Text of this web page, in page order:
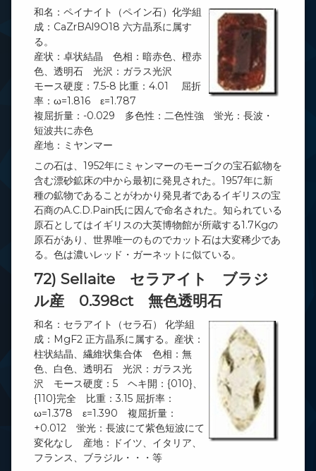
和名：ペイナイト（ペイン石）化学組
成：CaZrBAl9O18 六方晶系に属す
る。
産状：卓状結晶 色相：暗赤色、橙赤
色、透明石 光沢：ガラス光沢
モース硬度：7.5-8 比重：4.01 屈折
率：ω=1.816 ε=1.787
複屈折量：-0.029 多色性：二色性強 蛍光：長波・
短波共に赤色
産地：ミヤンマー
この石は、1952年にミャンマーのモーゴクの宝石鉱物を
含む漂砂鉱床の中から最初に発見された。1957年に新
種の鉱物であることがわかり発見者であるイギリスの宝
石商のA.C.D.Pain氏に因んで命名された。知られている
原石としてはイギリスの大英博物館が所蔵する1.7Kgの
原石があり、世界唯一のものでカット石は大変稀少であ
る。色は濃いレッド・ガーネットに似ている。
72) Sellaite セラアイト ブラジ
ル産 0.398ct 無色透明石
和名：セラアイト（セラ石） 化学組
成：MgF2 正方晶系に属する。産状：
柱状結晶、繊維状集合体 色相：無
色、白色、透明石 光沢：ガラス光
沢 モース硬度：5 ヘキ開：{010}、
{110}完全 比重：3.15 屈折率：
ω=1.378 ε=1.390 複屈折量：
+0.012 蛍光：長波にて紫色短波にて
変化なし 産地：ドイツ、イタリア、
フランス、ブラジル・・・等